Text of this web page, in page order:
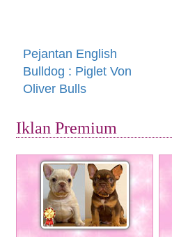
Pejantan English
Bulldog : Piglet Von
Oliver Bulls
Iklan Premium